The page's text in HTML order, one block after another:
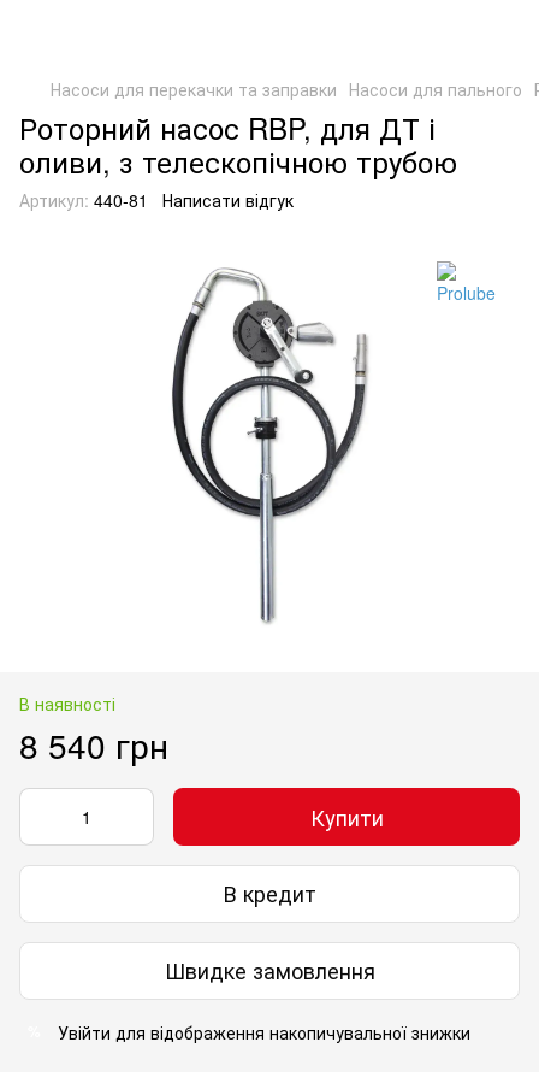
Насоси для перекачки та заправки Насоси для пального
Роторний насос RBP, для ДТ і
оливи, з телескопічною трубою
Артикул: 440-81 Написати відгук
В наявності
8 540 грн
Купити
В кредит
Швидке замовлення
Увійти для відображення накопичувальної знижки